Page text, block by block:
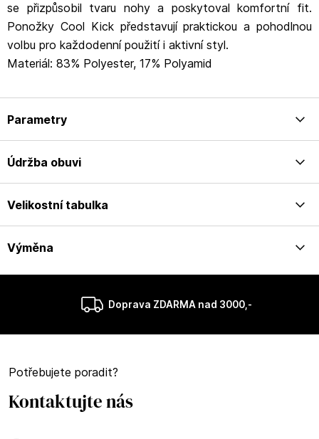
se přizpůsobil tvaru nohy a poskytoval komfortní fit.
Ponožky Cool Kick představují praktickou a pohodlnou
volbu pro každodenní použití i aktivní styl.
Materiál: 83% Polyester, 17% Polyamid
Parametry
Údržba obuvi
Velikostní tabulka
Výměna
Doprava ZDARMA nad 3000,-
Potřebujete poradit?
Kontaktujte nás